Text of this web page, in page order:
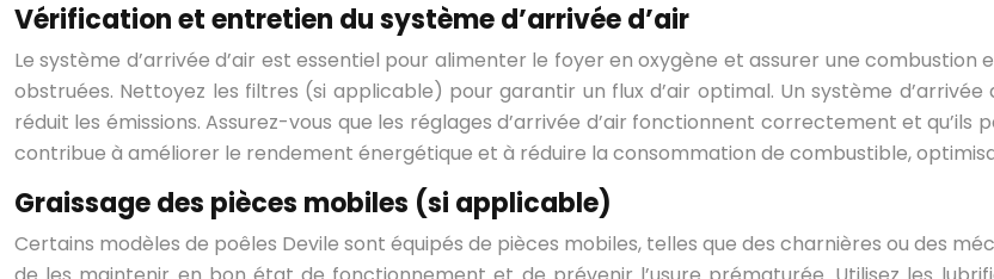
Vérification et entretien du système d’arrivée d’air
Le système d’arrivée d’air est essentiel pour alimenter le foyer en oxygène et assurer une
obstruées. Nettoyez les filtres (si applicable) pour garantir un flux d’air optimal. Un système
réduit les émissions. Assurez-vous que les réglages d’arrivée d’air fonctionnent correctement et
contribue à améliorer le rendement énergétique et à réduire la consommation de combustible,
Graissage des pièces mobiles (si applicable)
Certains modèles de poêles Devile sont équipés de pièces mobiles, telles que des charnières ou des